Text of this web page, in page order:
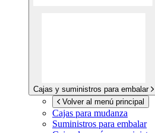
Cajas y suministros para embalar
Volver al menú principal
Cajas para mudanza
Suministros para embalar